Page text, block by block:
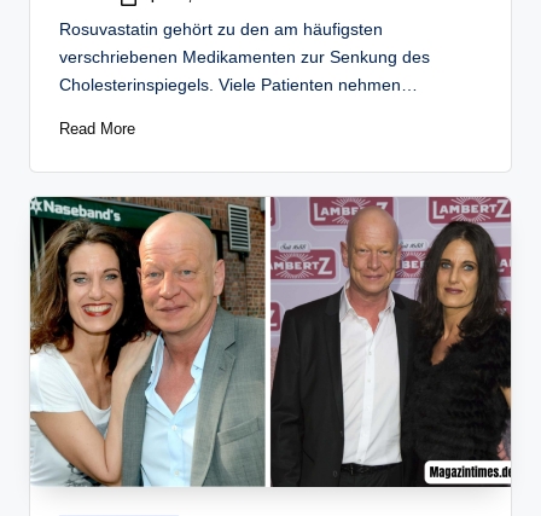
Rosuvastatin gehört zu den am häufigsten
verschriebenen Medikamenten zur Senkung des
Cholesterinspiegels. Viele Patienten nehmen…
Read More